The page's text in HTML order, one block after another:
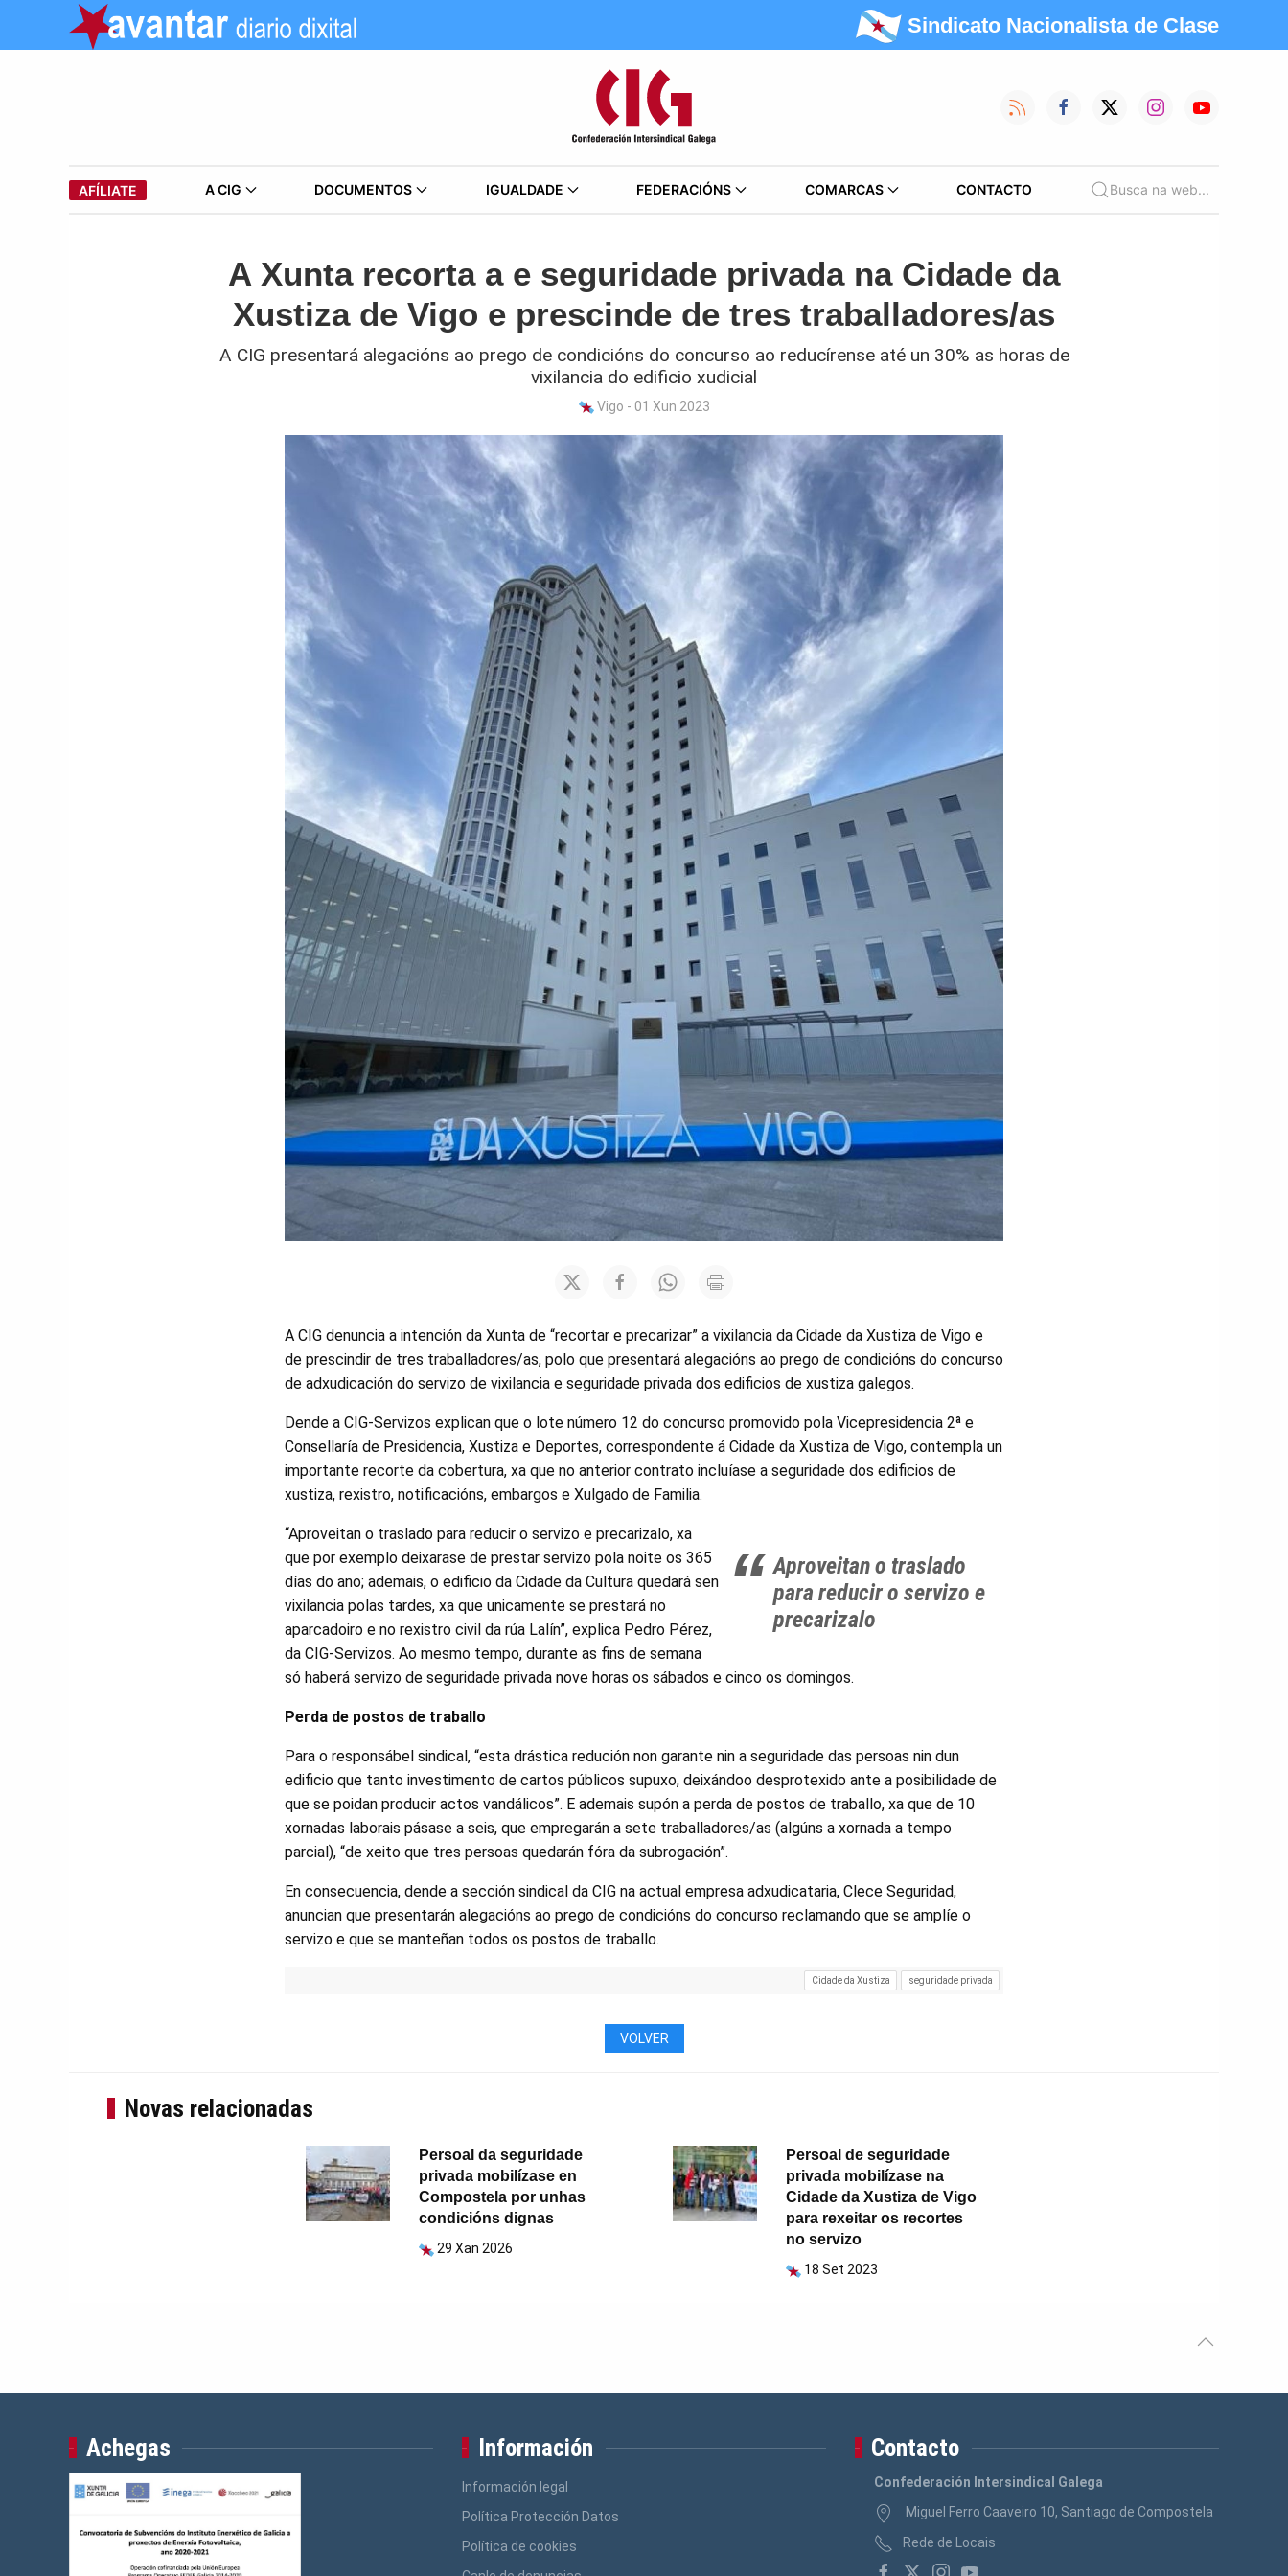
Sindicato Nacionalista de Clase
AFÍLIATE A CIG DOCUMENTOS IGUALDADE FEDERACIÓNS COMARCAS CONTACTO Busca na web...
A Xunta recorta a e seguridade privada na Cidade da
Xustiza de Vigo e prescinde de tres traballadores/as
A CIG presentará alegacións ao prego de condicións do concurso ao reducírense até un 30% as horas de
vixilancia do edificio xudicial
Vigo - 01 Xun 2023
A CIG denuncia a intención da Xunta de “recortar e precarizar” a vixilancia da Cidade da Xustiza de Vigo e
de prescindir de tres traballadores/as, polo que presentará alegacións ao prego de condicións do concurso
de adxudicación do servizo de vixilancia e seguridade privada dos edificios de xustiza galegos.
Dende a CIG-Servizos explican que o lote número 12 do concurso promovido pola Vicepresidencia 2ª e
Consellaría de Presidencia, Xustiza e Deportes, correspondente á Cidade da Xustiza de Vigo, contempla un
importante recorte da cobertura, xa que no anterior contrato incluíase a seguridade dos edificios de
xustiza, rexistro, notificacións, embargos e Xulgado de Familia.
Aproveitan o traslado
para reducir o servizo e
precarizalo
“Aproveitan o traslado para reducir o servizo e precarizalo, xa
que por exemplo deixarase de prestar servizo pola noite os 365
días do ano; ademais, o edificio da Cidade da Cultura quedará sen
vixilancia polas tardes, xa que unicamente se prestará no
aparcadoiro e no rexistro civil da rúa Lalín”, explica Pedro Pérez,
da CIG-Servizos. Ao mesmo tempo, durante as fins de semana
só haberá servizo de seguridade privada nove horas os sábados e cinco os domingos.
Perda de postos de traballo
Para o responsábel sindical, “esta drástica redución non garante nin a seguridade das persoas nin dun
edificio que tanto investimento de cartos públicos supuxo, deixándoo desprotexido ante a posibilidade de
que se poidan producir actos vandálicos”. E ademais supón a perda de postos de traballo, xa que de 10
xornadas laborais pásase a seis, que empregarán a sete traballadores/as (algúns a xornada a tempo
parcial), “de xeito que tres persoas quedarán fóra da subrogación”.
En consecuencia, dende a sección sindical da CIG na actual empresa adxudicataria, Clece Seguridad,
anuncian que presentarán alegacións ao prego de condicións do concurso reclamando que se amplíe o
servizo e que se manteñan todos os postos de traballo.
Cidade da Xustiza seguridade privada
VOLVER
Novas relacionadas
Persoal da seguridade
privada mobilízase en
Compostela por unhas
condicións dignas
29 Xan 2026
Persoal de seguridade
privada mobilízase na
Cidade da Xustiza de Vigo
para rexeitar os recortes
no servizo
18 Set 2023
Achegas Información
Información legal
Política Protección Datos
Política de cookies
Contacto
Confederación Intersindical Galega
Miguel Ferro Caaveiro 10, Santiago de Compostela
Rede de Locais